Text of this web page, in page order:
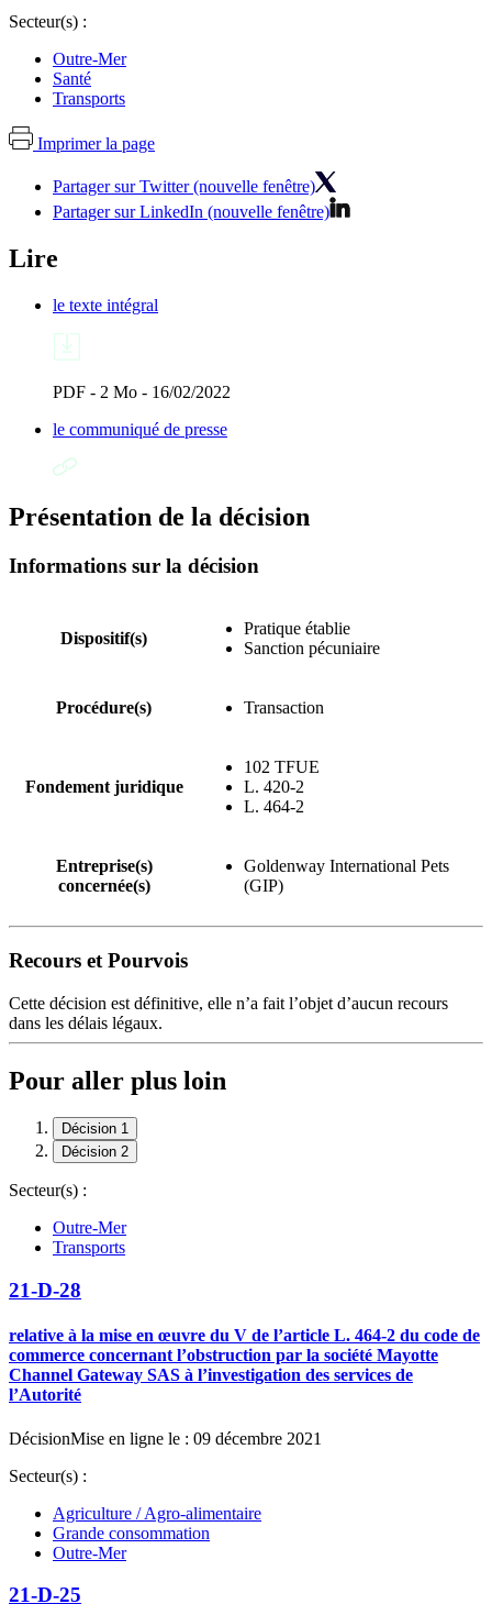
Secteur(s) :
Outre-Mer
Santé
Transports
Imprimer la page
Partager sur Twitter (nouvelle fenêtre)
Partager sur LinkedIn (nouvelle fenêtre)
Lire
le texte intégral
PDF - 2 Mo - 16/02/2022
le communiqué de presse
Présentation de la décision
Informations sur la décision
Dispositif(s)
Pratique établie
Sanction pécuniaire
Procédure(s) Transaction
Fondement juridique
102 TFUE
L. 420-2
L. 464-2
Entreprise(s)
concernée(s)
Goldenway International Pets
(GIP)
Recours et Pourvois
Cette décision est définitive, elle n’a fait l’objet d’aucun recours
dans les délais légaux.
Pour aller plus loin
Décision 1
Décision 2
Secteur(s) :
Outre-Mer
Transports
21-D-28
relative à la mise en œuvre du V de l’article L. 464-2 du code de
commerce concernant l’obstruction par la société Mayotte
Channel Gateway SAS à l’investigation des services de
l’Autorité
DécisionMise en ligne le : 09 décembre 2021
Secteur(s) :
Agriculture / Agro-alimentaire
Grande consommation
Outre-Mer
21-D-25